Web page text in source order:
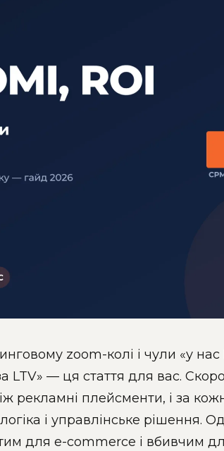
zoom-колі і чули «у нас
LTV» — ця стаття для вас.
рекламні плейсменти, і за
і управлінське рішення.
для e-commerce і вбивчим